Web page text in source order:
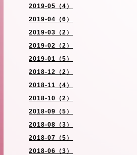
2019-05（4）
2019-04（6）
2019-03（2）
2019-02（2）
2019-01（5）
2018-12（2）
2018-11（4）
2018-10（2）
2018-09（5）
2018-08（3）
2018-07（5）
2018-06（3）